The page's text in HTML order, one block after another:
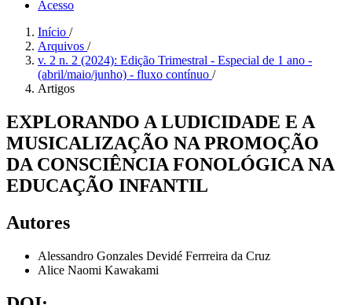
Acesso
Início /
Arquivos /
v. 2 n. 2 (2024): Edição Trimestral - Especial de 1 ano -
(abril/maio/junho) - fluxo contínuo /
Artigos
EXPLORANDO A LUDICIDADE E A
MUSICALIZAÇÃO NA PROMOÇÃO
DA CONSCIÊNCIA FONOLÓGICA NA
EDUCAÇÃO INFANTIL
Autores
Alessandro Gonzales Devidé Ferrreira da Cruz
Alice Naomi Kawakami